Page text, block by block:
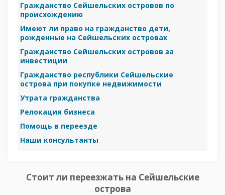
Гражданство Сейшельских островов по
происхождению
Имеют ли право на гражданство дети,
рожденные на Сейшельских островах
Гражданство Сейшельских островов за
инвестиции
Гражданство республики Сейшельские
острова при покупке недвижимости
Утрата гражданства
Релокация бизнеса
Помощь в переезде
Наши консультанты
Стоит ли переезжать на Сейшельские
острова